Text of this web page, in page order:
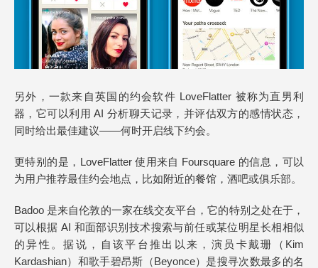
另外，一款来自英国的约会软件 LoveFlatter 被称为直男利
器，它可以利用 AI 分析聊天记录，并评估双方的感情状态，
同时给出最佳建议——何时开启线下约会。
更特别的是，LoveFlatter 使用来自 Foursquare 的信息，可以
为用户推荐最佳约会地点，比如附近的餐馆，酒吧或俱乐部。
Badoo 是来自伦敦的一家在线交友平台，它的特别之处在于，
可以根据 AI 和面部识别技术搜索与前任或某位明星长相相似
的异性。据说，自该平台推出以来，演员卡戴珊（Kim
Kardashian）和歌手碧昂斯（Beyonce）是搜寻次数最多的名